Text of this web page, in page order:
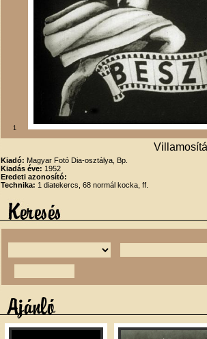
1
Kiadó: Magyar Fotó Dia-osztálya, Bp.
Kiadás éve: 1952
Eredeti azonosító:
Technika: 1 diatekercs, 68 normál kocka, ff.